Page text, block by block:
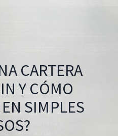
CARTERA
Y CÓMO
SIMPLES